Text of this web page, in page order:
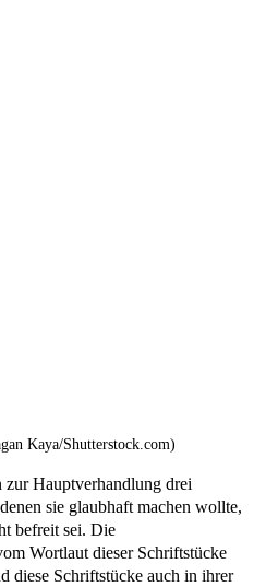
Kaya/Shutterstock.com)
Hauptverhandlung drei
sie glaubhaft machen wollte,
befreit sei. Die
Wortlaut dieser Schriftstücke
diese Schriftstücke auch in ihrer